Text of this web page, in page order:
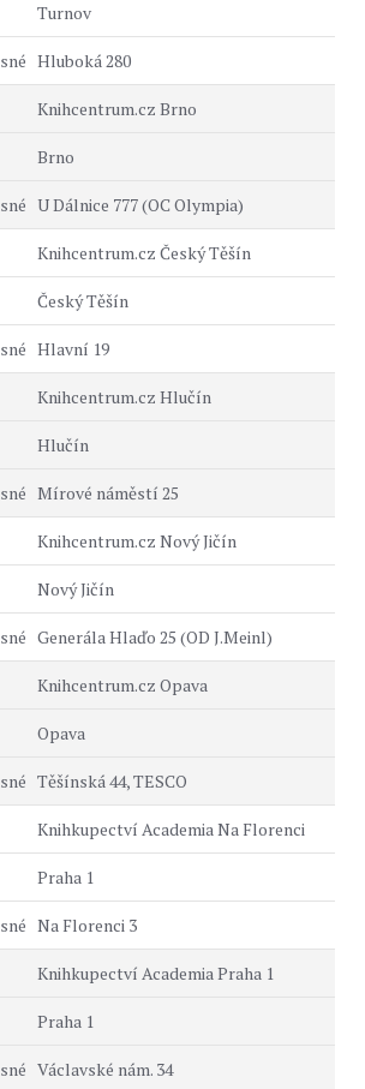
Turnov
Hluboká 280
Knihcentrum.cz Brno
Brno
U Dálnice 777 (OC Olympia)
Knihcentrum.cz Český Těšín
Český Těšín
Hlavní 19
Knihcentrum.cz Hlučín
Hlučín
Mírové náměstí 25
Knihcentrum.cz Nový Jičín
Nový Jičín
Generála Hlaďo 25 (OD J.Meinl)
Knihcentrum.cz Opava
Opava
Těšínská 44, TESCO
Knihkupectví Academia Na Florenci
Praha 1
Na Florenci 3
Knihkupectví Academia Praha 1
Praha 1
Václavské nám. 34